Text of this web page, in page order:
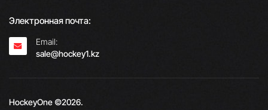
Электронная почта:
Email:
sale@hockey1.kz
HockeyOne ©2026.